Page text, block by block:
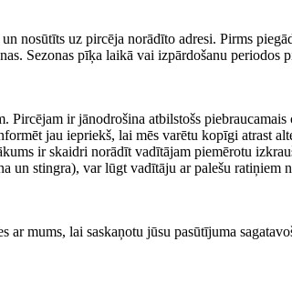
nosūtīts uz pircēja norādīto adresi. Pirms
Sezonas pīķa laikā vai izpārdošanu periodos
ir jānodrošina atbilstošs piebraucamais
jau iepriekš, lai mēs varētu kopīgi atrast
ir skaidri norādīt vadītājam piemērotu
un stingra), var lūgt vadītāju ar palešu ratiņiem
mums, lai saskaņotu jūsu pasūtījuma